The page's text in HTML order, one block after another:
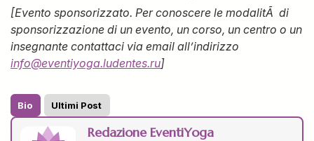
[Evento sponsorizzato. Per conoscere le modalitÃ di
sponsorizzazione di un evento, un corso, un centro o un
insegnante contattaci via email all’indirizzo
info@eventiyoga.ludentes.ru]
Bio Ultimi Post
Redazione EventiYoga